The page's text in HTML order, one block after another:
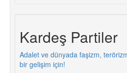
Kardeş Partiler
Adalet ve dünyada faşizm,
bir gelişim için!